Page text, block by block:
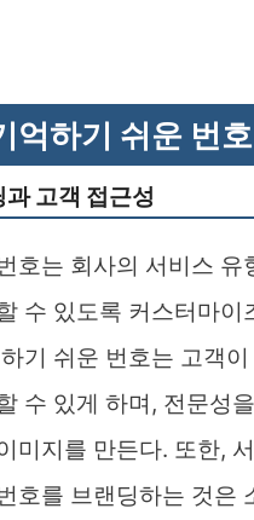
억하기 쉬운 번
과 고객 접근성
호는 회사의 서비스 유
수 있도록 커스터마이
기 쉬운 번호는 고객
수 있게 하며, 전문성
미지를 만든다. 또한,
호를 브랜딩하는 것은